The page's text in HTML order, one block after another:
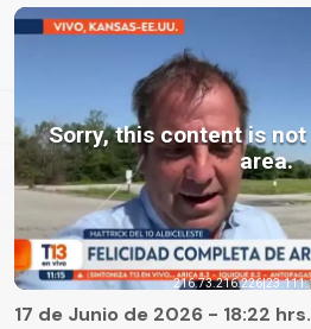
17 de Junio de 2026 - 18:22 hrs.